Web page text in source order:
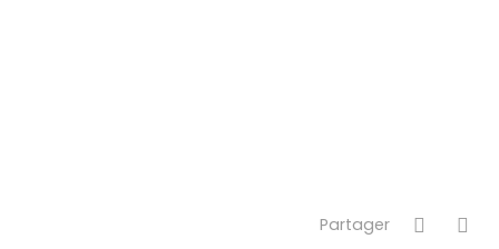
Partager